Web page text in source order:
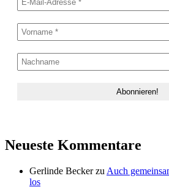
Neueste Kommentare
Gerlinde Beckerzu Auch
los